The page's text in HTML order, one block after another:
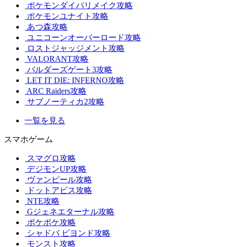
ポケモンダイパリメイク攻略
ポケモンユナイト攻略
あつ森攻略
ユニコーンオーバーロード攻略
ロストジャッジメント攻略
VALORANT攻略
バルダーズゲート3攻略
LET IT DIE: INFERNO攻略
ARC Raiders攻略
サブノーティカ2攻略
一覧を見る
スマホゲーム
スマグロ攻略
デジモンUP攻略
ヴァンピール攻略
ドットアビス攻略
NTE攻略
Gジェネエターナル攻略
ポケポケ攻略
シャドバ ビヨンド攻略
モンスト攻略